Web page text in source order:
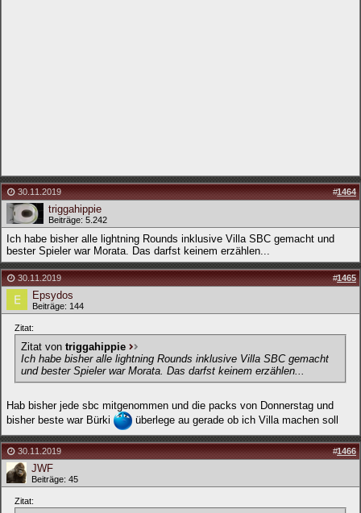
30.11.2019 #1464
triggahippie
Beiträge: 5.242
Ich habe bisher alle lightning Rounds inklusive Villa SBC gemacht und
bester Spieler war Morata. Das darfst keinem erzählen...
30.11.2019 #1465
Epsydos
Beiträge: 144
Zitat:
Zitat von triggahippie
Ich habe bisher alle lightning Rounds inklusive Villa SBC gemacht
und bester Spieler war Morata. Das darfst keinem erzählen...
Hab bisher jede sbc mitgenommen und die packs von Donnerstag und
bisher beste war Bürki
überlege au gerade ob ich Villa machen soll
30.11.2019 #1466
JWF
Beiträge: 45
Zitat: